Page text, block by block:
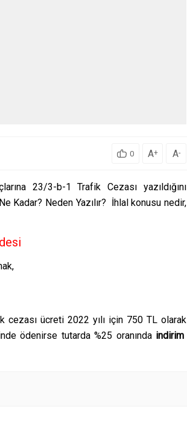
0 A+ A-
23/3-b-1 Trafik Cezası yazıldığını
Kadar? Neden Yazılır? İhlal konusu nedir,
cezası ücreti 2022 yılı için 750 TL olarak
ödenirse tutarda %25 oranında indirim